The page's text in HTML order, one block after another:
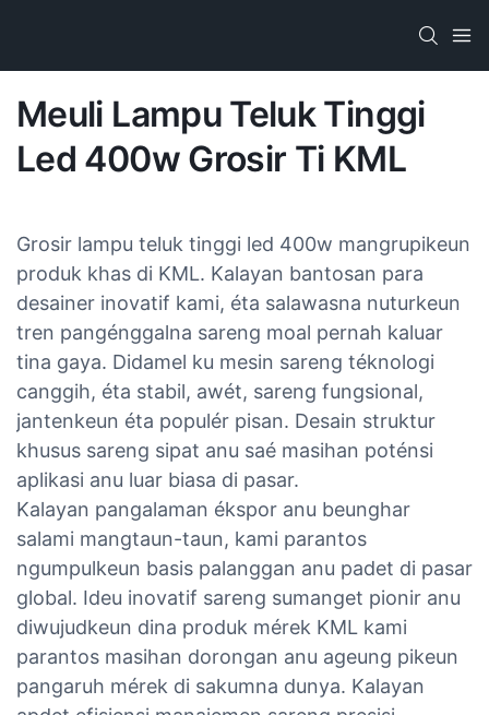
Meuli Lampu Teluk Tinggi
Led 400w Grosir Ti KML
Grosir lampu teluk tinggi led 400w mangrupikeun
produk khas di KML. Kalayan bantosan para
desainer inovatif kami, éta salawasna nuturkeun
tren pangénggalna sareng moal pernah kaluar
tina gaya. Didamel ku mesin sareng téknologi
canggih, éta stabil, awét, sareng fungsional,
jantenkeun éta populér pisan. Desain struktur
khusus sareng sipat anu saé masihan poténsi
aplikasi anu luar biasa di pasar.
Kalayan pangalaman ékspor anu beunghar
salami mangtaun-taun, kami parantos
ngumpulkeun basis palanggan anu padet di pasar
global. Ideu inovatif sareng sumanget pionir anu
diwujudkeun dina produk mérek KML kami
parantos masihan dorongan anu ageung pikeun
pangaruh mérek di sakumna dunya. Kalayan